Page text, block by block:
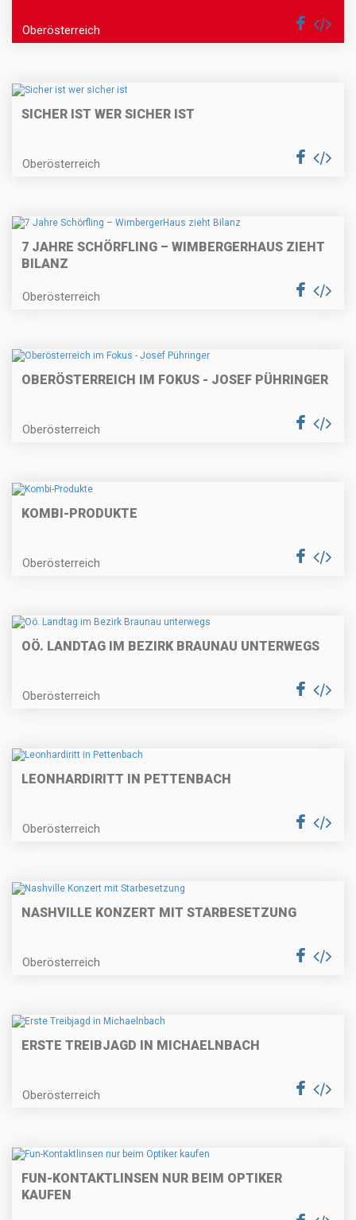
Oberösterreich
SICHER IST WER SICHER IST
Oberösterreich
7 JAHRE SCHÖRFLING – WIMBERGERHAUS ZIEHT
BILANZ
Oberösterreich
OBERÖSTERREICH IM FOKUS - JOSEF PÜHRINGER
Oberösterreich
KOMBI-PRODUKTE
Oberösterreich
OÖ. LANDTAG IM BEZIRK BRAUNAU UNTERWEGS
Oberösterreich
LEONHARDIRITT IN PETTENBACH
Oberösterreich
NASHVILLE KONZERT MIT STARBESETZUNG
Oberösterreich
ERSTE TREIBJAGD IN MICHAELNBACH
Oberösterreich
FUN-KONTAKTLINSEN NUR BEIM OPTIKER
KAUFEN